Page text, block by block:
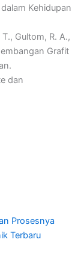
Kehidupan
Gultom, R. A.,
Grafit
dan
Prosesnya
Terbaru
Next